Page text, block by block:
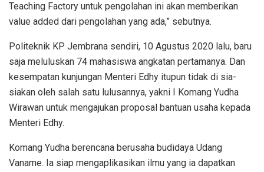
Teaching Factory untuk pengolahan ini akan memberikan
value added dari pengolahan yang ada,” sebutnya.
Politeknik KP Jembrana sendiri, 10 Agustus 2020 lalu, baru
saja meluluskan 74 mahasiswa angkatan pertamanya. Dan
kesempatan kunjungan Menteri Edhy itupun tidak di sia-
siakan oleh salah satu lulusannya, yakni I Komang Yudha
Wirawan untuk mengajukan proposal bantuan usaha kepada
Menteri Edhy.
Komang Yudha berencana berusaha budidaya Udang
Vaname. Ia siap mengaplikasikan ilmu yang ia dapatkan